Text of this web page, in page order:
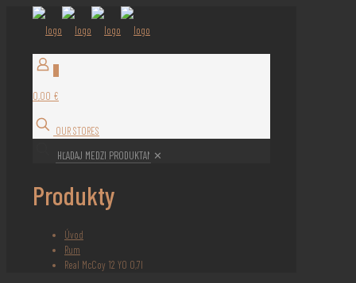
0,00 €
OUR STORES
✕
Produkty
Úvod
Rum
Real McCoy 12 YO 0,7l